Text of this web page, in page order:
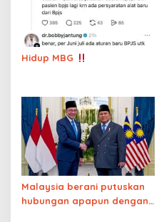
Hidup MBG
Malaysia berani putuskan
hubungan apapun dengan